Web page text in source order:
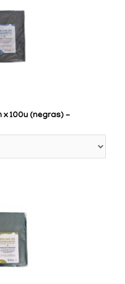
x 100u (negras) -